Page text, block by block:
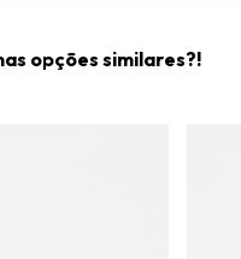
opções similares?!